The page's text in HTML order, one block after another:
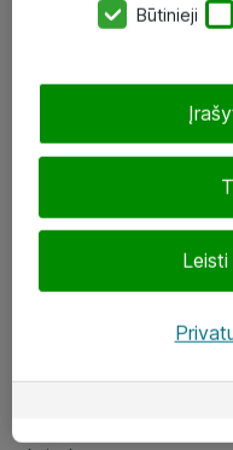
eShop@atea.lt
LinkedIn
Būtinieji
Leisti